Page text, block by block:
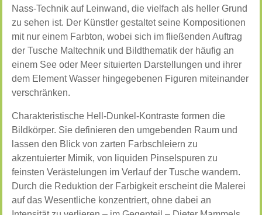
Nass-Technik auf Leinwand, die vielfach als heller Grund
zu sehen ist. Der Künstler gestaltet seine Kompositionen
mit nur einem Farbton, wobei sich im fließenden Auftrag
der Tusche Maltechnik und Bildthematik der häufig an
einem See oder Meer situierten Darstellungen und ihrer
dem Element Wasser hingegebenen Figuren miteinander
verschränken.
Charakteristische Hell-Dunkel-Kontraste formen die
Bildkörper. Sie definieren den umgebenden Raum und
lassen den Blick von zarten Farbschleiern zu
akzentuierter Mimik, von liquiden Pinselspuren zu
feinsten Verästelungen im Verlauf der Tusche wandern.
Durch die Reduktion der Farbigkeit erscheint die Malerei
auf das Wesentliche konzentriert, ohne dabei an